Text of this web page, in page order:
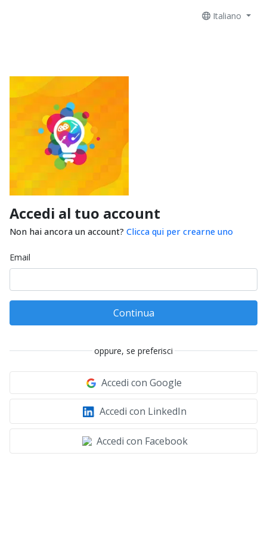
Italiano
Accedi al tuo account
Non hai ancora un account? Clicca qui per crearne uno
Email
Continua
oppure, se preferisci
Accedi con Google
Accedi con LinkedIn
Accedi con Facebook